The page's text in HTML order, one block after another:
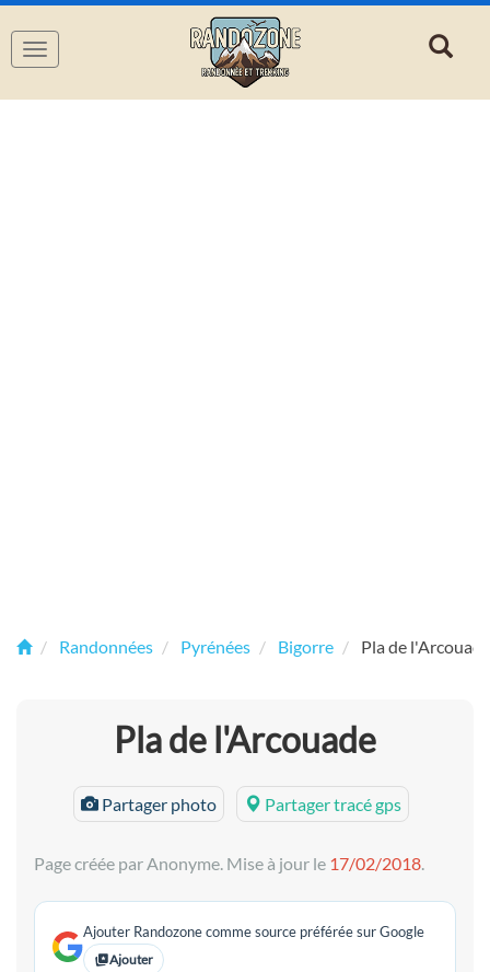
Navigation
Randonnées Pyrénées Bigorre Pla de l'Arcouade
Pla de l'Arcouade
Partager photo Partager tracé gps
Page créée par Anonyme. Mise à jour le 17/02/2018.
Ajouter Randozone comme source préférée sur Google
Ajouter